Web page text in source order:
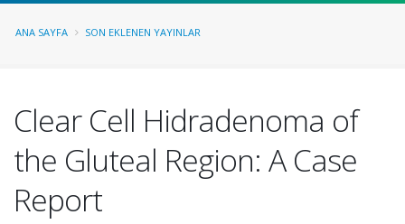
ANA SAYFA SON EKLENEN YAYINLAR
Clear Cell Hidradenoma of
the Gluteal Region: A Case
Report